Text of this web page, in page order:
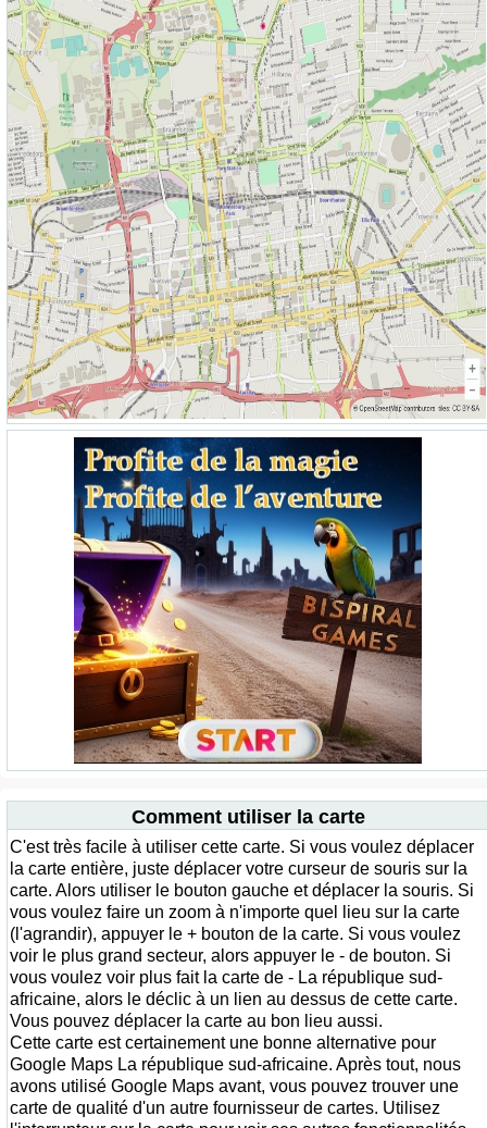
Comment utiliser la carte
C'est très facile à utiliser cette carte. Si vous voulez déplacer
la carte entière, juste déplacer votre curseur de souris sur la
carte. Alors utiliser le bouton gauche et déplacer la souris. Si
vous voulez faire un zoom à n'importe quel lieu sur la carte
(l'agrandir), appuyer le + bouton de la carte. Si vous voulez
voir le plus grand secteur, alors appuyer le - de bouton. Si
vous voulez voir plus fait la carte de - La république sud-
africaine, alors le déclic à un lien au dessus de cette carte.
Vous pouvez déplacer la carte au bon lieu aussi.
Cette carte est certainement une bonne alternative pour
Google Maps La république sud-africaine. Après tout, nous
avons utilisé Google Maps avant, vous pouvez trouver une
carte de qualité d'un autre fournisseur de cartes. Utilisez